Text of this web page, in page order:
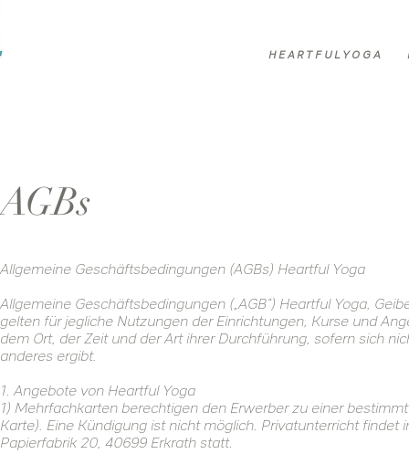
H E A R T F U L Y O G A
AGBs
Allgemeine Geschäftsbedingungen (AGBs) Heartful Yoga
Allgemeine Geschäftsbedingungen („AGB“) Heartful Yoga,
gelten für jegliche Nutzungen der Einrichtungen, Kurse und
dem Ort, der Zeit und der Art ihrer Durchführung, sofern sich
anderes ergibt.
1. Angebote von Heartful Yoga
1) Mehrfachkarten berechtigen den Erwerber zu einer
Karte). Eine Kündigung ist nicht möglich. Privatunterricht findet
Papierfabrik 20, 40699 Erkrath statt.